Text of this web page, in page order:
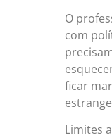
O
com
ficar
Limites